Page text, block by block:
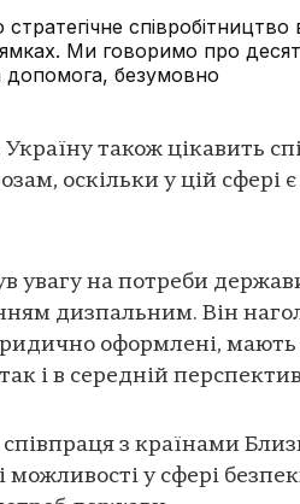
співробітництво
Ми говоримо про
безумовно
також цікавить
оскільки у цій сфері
увагу на потреби
дизпальним. Він
оформлені,
і в середній
з країнами
можливості у сфері